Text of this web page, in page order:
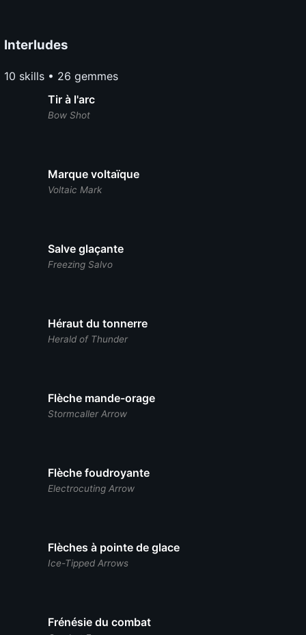
Interludes
10 skills • 26 gemmes
Tir à l'arc
Bow Shot
Marque voltaïque
Voltaic Mark
Salve glaçante
Freezing Salvo
Héraut du tonnerre
Herald of Thunder
Flèche mande-orage
Stormcaller Arrow
Flèche foudroyante
Electrocuting Arrow
Flèches à pointe de glace
Ice-Tipped Arrows
Frénésie du combat